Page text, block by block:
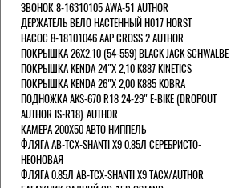
ЗВОНОК 8-16310105 AWA-51 AUTHOR
ДЕРЖАТЕЛЬ ВЕЛО НАСТЕННЫЙ H017 HORST
НАСОС 8-18101046 AAP CROSS 2 AUTHOR
ПОКРЫШКА 26X2.10 (54-559) BLACK JACK SCHWALBE
ПОКРЫШКА KENDA 24"Х 2,10 K887 KINETICS
ПОКРЫШКА KENDA 26"Х 2,00 K885 KOBRA
ПОДНОЖКА AKS-670 R18 24-29" E-BIKE (DROPOUT
AUTHOR IS-R18). AUTHOR
КАМЕРА 200Х50 АВТО НИППЕЛЬ
ФЛЯГА AB-TCX-SHANTI X9 0.85Л СЕРЕБРИСТО-
НЕОНОВАЯ
ФЛЯГА 0.85Л AB-TCX-SHANTI X9 TACX/AUTHOR